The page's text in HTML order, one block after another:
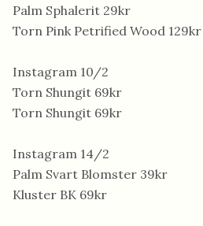
Palm Sphalerit 29kr
Torn Pink Petrified Wood 129kr
Instagram 10/2
Torn Shungit 69kr
Torn Shungit 69kr
Instagram 14/2
Palm Svart Blomster 39kr
Kluster BK 69kr